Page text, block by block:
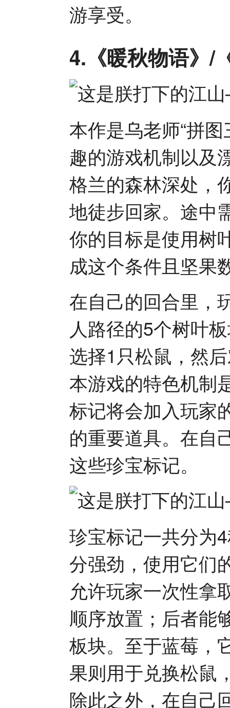
游享受。
4.《暖秋物语》/
本作是乌老师“拼
趣的游戏机制以及
格兰的森林深处，
地徒步回家。途中
你的目标是使用树
成这个条件且坚果
在自己的回合里，
人路径的5个树叶
选择1只松鼠，然
本游戏的特色机制
标记将会加入玩家
的重要道具。在自
这些珍宝标记。
珍宝标记一共分为
分强劲，使用它
允许玩家一次性拿
顺序放置；后者能
板块。至于蓝莓，
果则用于兑换松鼠
除此之外，在自己